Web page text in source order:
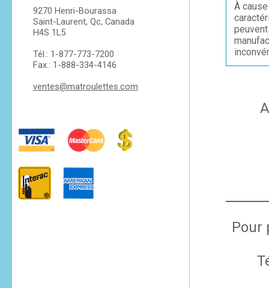
9270 Henri-Bourassa
Saint-Laurent, Qc, Canada
H4S 1L5
Tél.: 1-877-773-7200
Fax.: 1-888-334-4146
ventes@matroulettes.com
À
Pour